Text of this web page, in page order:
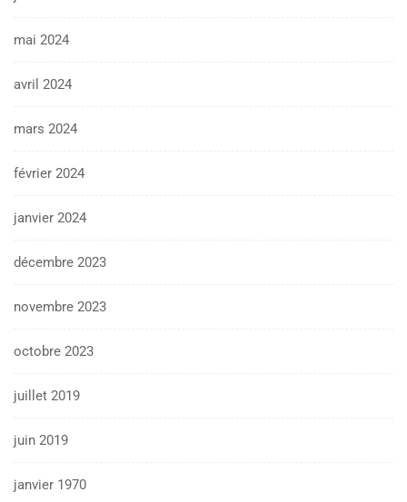
mai 2024
avril 2024
mars 2024
février 2024
janvier 2024
décembre 2023
novembre 2023
octobre 2023
juillet 2019
juin 2019
janvier 1970